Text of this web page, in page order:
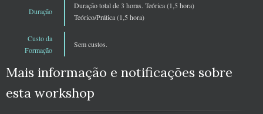
Duração
Duração total de 3 horas. Teórica (1,5 hora)
Teórico/Prática (1,5 hora)
Custo da
Formação
Sem custos.
Mais informação e notificações sobre
esta workshop